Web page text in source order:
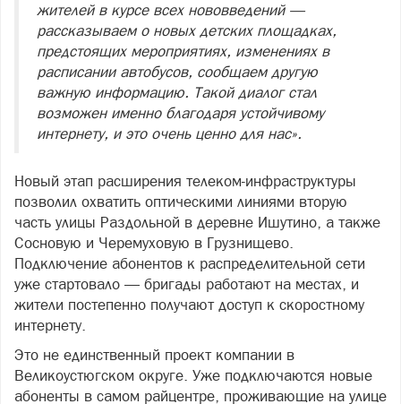
жителей в курсе всех нововведений —
рассказываем о новых детских площадках,
предстоящих мероприятиях, изменениях в
расписании автобусов, сообщаем другую
важную информацию. Такой диалог стал
возможен именно благодаря устойчивому
интернету, и это очень ценно для нас».
Новый этап расширения телеком-инфраструктуры
позволил охватить оптическими линиями вторую
часть улицы Раздольной в деревне Ишутино, а также
Сосновую и Черемуховую в Грузнищево.
Подключение абонентов к распределительной сети
уже стартовало — бригады работают на местах, и
жители постепенно получают доступ к скоростному
интернету.
Это не единственный проект компании в
Великоустюгском округе. Уже подключаются новые
абоненты в самом райцентре, проживающие на улице